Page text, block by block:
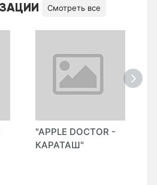
Смотреть все
"APPLE DOCTOR -
КАРАТАШ"